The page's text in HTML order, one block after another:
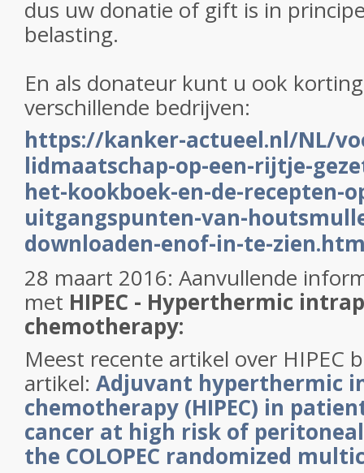
dus uw donatie of gift is in
belasting.
En als donateur kunt u ook
verschillende bedrijven:
https://kanker-actueel.nl/NL/
lidmaatschap-op-een-rijtje-
het-kookboek-en-de-recepten-
uitgangspunten-van-
downloaden-enof-in-te-
28 maart 2016: Aanvullende
met HIPEC - Hyperthermic
chemotherapy:
Meest recente artikel over HIPEC
artikel: Adjuvant hyperthermic
chemotherapy (HIPEC) in
cancer at high risk of
the COLOPEC randomized